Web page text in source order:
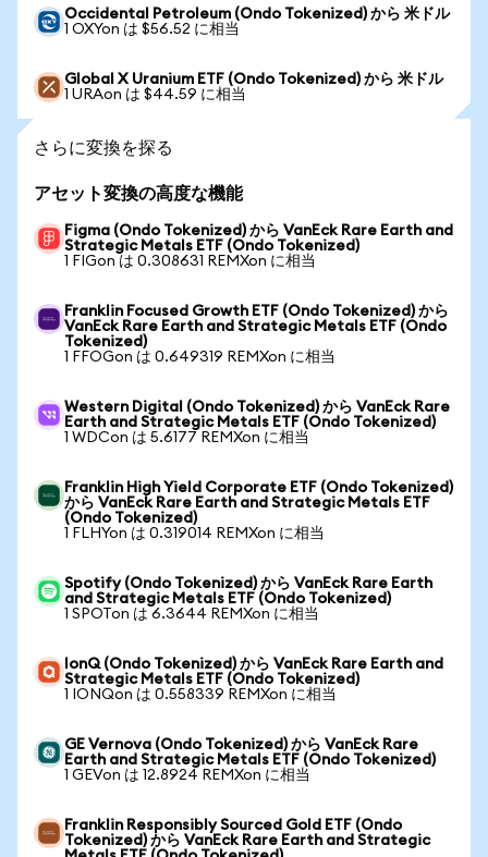
Occidental Petroleum (Ondo Tokenized) から 米ドル
1 OXYon は $56.52 に相当
Global X Uranium ETF (Ondo Tokenized) から 米ドル
1 URAon は $44.59 に相当
さらに変換を探る
アセット変換の高度な機能
Figma (Ondo Tokenized) から VanEck Rare Earth and
Strategic Metals ETF (Ondo Tokenized)
1 FIGon は 0.308631 REMXon に相当
Franklin Focused Growth ETF (Ondo Tokenized) から
VanEck Rare Earth and Strategic Metals ETF (Ondo
Tokenized)
1 FFOGon は 0.649319 REMXon に相当
Western Digital (Ondo Tokenized) から VanEck Rare
Earth and Strategic Metals ETF (Ondo Tokenized)
1 WDCon は 5.6177 REMXon に相当
Franklin High Yield Corporate ETF (Ondo Tokenized)
から VanEck Rare Earth and Strategic Metals ETF
(Ondo Tokenized)
1 FLHYon は 0.319014 REMXon に相当
Spotify (Ondo Tokenized) から VanEck Rare Earth
and Strategic Metals ETF (Ondo Tokenized)
1 SPOTon は 6.3644 REMXon に相当
IonQ (Ondo Tokenized) から VanEck Rare Earth and
Strategic Metals ETF (Ondo Tokenized)
1 IONQon は 0.558339 REMXon に相当
GE Vernova (Ondo Tokenized) から VanEck Rare
Earth and Strategic Metals ETF (Ondo Tokenized)
1 GEVon は 12.8924 REMXon に相当
Franklin Responsibly Sourced Gold ETF (Ondo
Tokenized) から VanEck Rare Earth and Strategic